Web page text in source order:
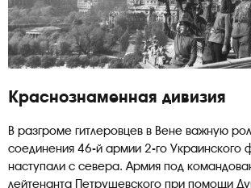
Краснознаменная дивизия
В разгроме гитлеровцев в Вене важную
соединения 46-й армии 2-го Украинского
наступали с севера. Армия под
лейтенанта Петрушевского при помощи